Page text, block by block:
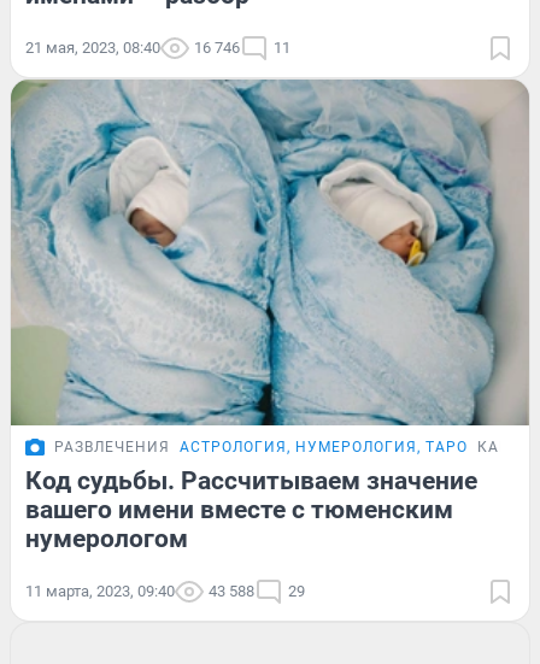
21 мая, 2023, 08:40 16 746 11
РАЗВЛЕЧЕНИЯ АСТРОЛОГИЯ, НУМЕРОЛОГИЯ, ТАРО
Код судьбы. Рассчитываем значение
вашего имени вместе с тюменским
нумерологом
11 марта, 2023, 09:40 43 588 29